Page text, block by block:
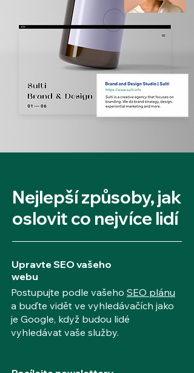
Nejlepší způsoby, jak
oslovit co nejvíce lidí
Upravte SEO vašeho
webu
Postupujte podle vašeho SEO plánu
a buďte vidět ve vyhledávačích jako
je Google, když budou lidé
vyhledávat vaše služby.